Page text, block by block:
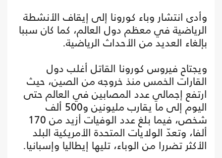
وأدى انتشار وباء كورونا إلى إيقاف الأنشطة
الرياضية في معظم دول العالم، كما كان سببا
بإلغاء العديد من الأحداث الرياضية.
ويجتاح فيروس كورونا القاتل أغلب دول
القارات الخمس منذ خروجه من الصين، حيث
ارتفع إجمالي عدد المصابين في العالم حتى
اليوم إلى ما يقارب مليونين و500 ألف
شخص، فيما بلغ عدد الوفيات أزيد من 170
ألفا، وتعدّ الولايات المتحدة الأمريكية البلد
الأكثر تضررا من الوباء، تليها إيطاليا وإسبانيا.